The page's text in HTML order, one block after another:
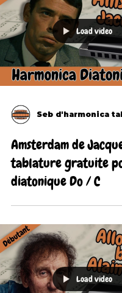
Load video
Seb d'harmonica
Amsterdam de
tablature gratuite
diatonique Do / C
Load video